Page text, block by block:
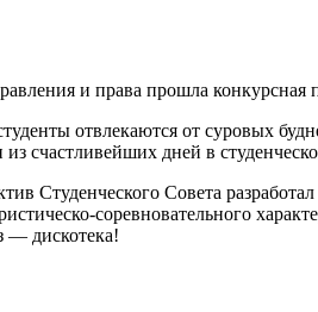
и права прошла
отвлекаются от суровых
счастливейших дней в
Студенческого Совета
соревновательного
— дискотека!